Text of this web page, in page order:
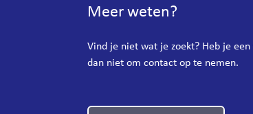
Meer weten?
Vind je niet wat je zoekt? Heb je een
dan niet om contact op te nemen.